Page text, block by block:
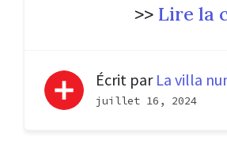
>> Lire la
Écrit par La villa
juillet 16, 2024